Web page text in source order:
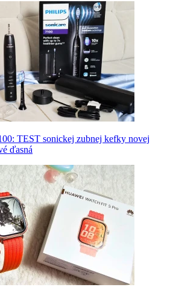
TEST sonickej zubnej kefky novej
ďasná